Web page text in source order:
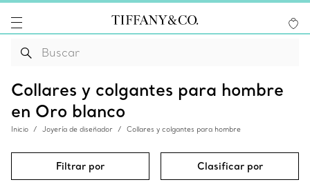
Collares y colgantes para hombre
en Oro blanco
Inicio Joyería de diseñador Collares y colgantes para hombre
Filtrar por Clasificar por